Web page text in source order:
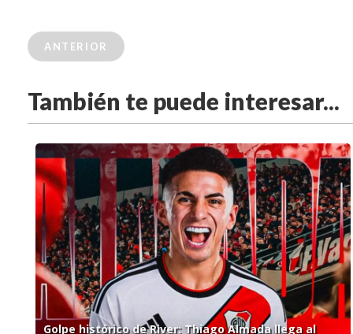
ANTERIOR
También te puede interesar...
Golpe histórico de River: Thiago Almada llega al